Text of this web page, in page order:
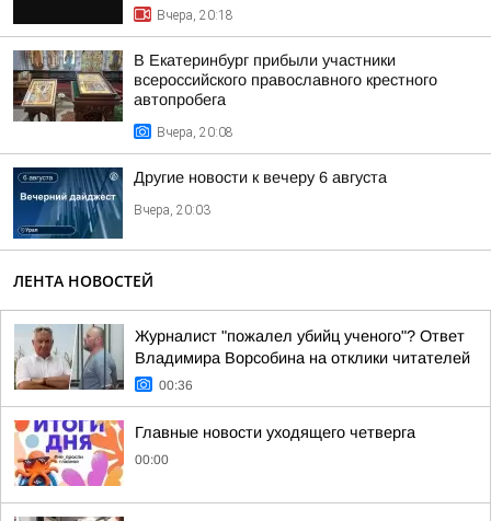
Вчера, 20:18
В Екатеринбург прибыли участники
всероссийского православного крестного
автопробега
Вчера, 20:08
Другие новости к вечеру 6 августа
Вчера, 20:03
ЛЕНТА НОВОСТЕЙ
Журналист "пожалел убийц ученого"? Ответ
Владимира Ворсобина на отклики читателей
00:36
Главные новости уходящего четверга
00:00